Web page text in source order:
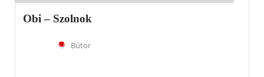
Obi – Szolnok
Bútor